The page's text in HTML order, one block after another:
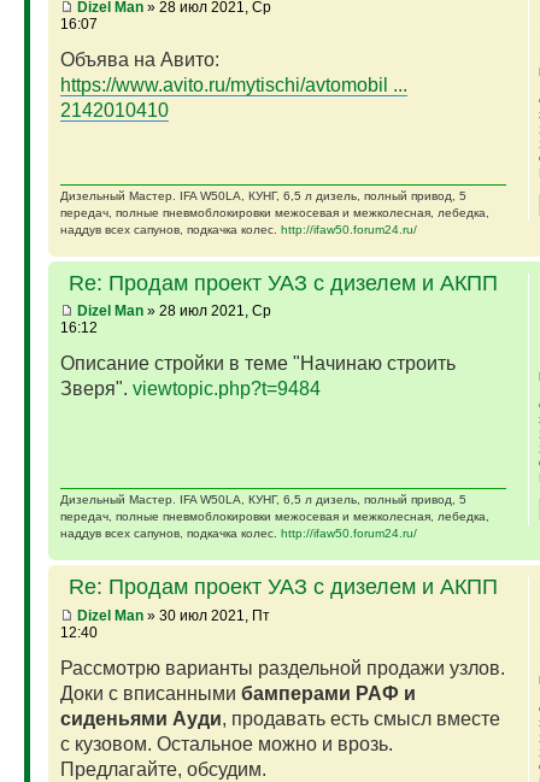
Dizel Man» 28 июл 2021, Ср
16:07
Объява на Авито:
https://www.avito.ru/mytischi/avtomobil ...
2142010410
Дизельный Мастер. IFA W50LA, КУНГ, 6,5 л дизель, полный привод, 5
передач, полные пневмоблокировки межосевая и межколесная, лебедка,
наддув всех сапунов, подкачка колес. http://ifaw50.forum24.ru/
Re: Продам проект УАЗ с дизелем и АКПП
Dizel Man» 28 июл 2021, Ср
16:12
Описание стройки в теме "Начинаю строить
Зверя". viewtopic.php?t=9484
Дизельный Мастер. IFA W50LA, КУНГ, 6,5 л дизель, полный привод, 5
передач, полные пневмоблокировки межосевая и межколесная, лебедка,
наддув всех сапунов, подкачка колес. http://ifaw50.forum24.ru/
Re: Продам проект УАЗ с дизелем и АКПП
Dizel Man» 30 июл 2021, Пт
12:40
Рассмотрю варианты раздельной продажи узлов.
Доки с вписанными бамперами РАФ и
сиденьями Ауди, продавать есть смысл вместе
с кузовом. Остальное можно и врозь.
Предлагайте, обсудим.